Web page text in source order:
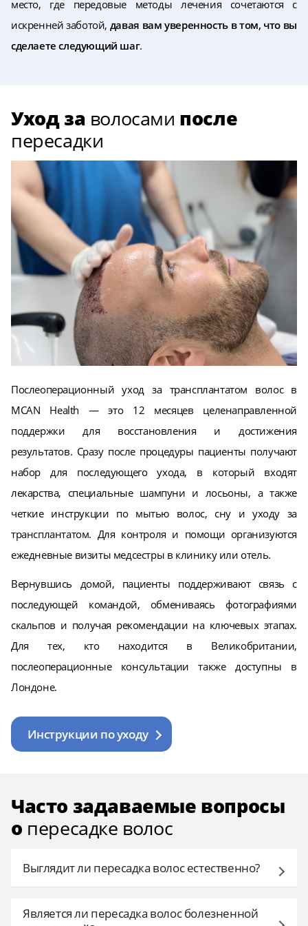
место, где передовые методы лечения сочетаются с
искренней заботой, давая вам уверенность в том, что вы
сделаете следующий шаг.
Уход за волосами после
пересадки
Послеоперационный уход за трансплантатом волос в
MCAN Health — это 12 месяцев целенаправленной
поддержки для восстановления и достижения
результатов. Сразу после процедуры пациенты получают
набор для последующего ухода, в который входят
лекарства, специальные шампуни и лосьоны, а также
четкие инструкции по мытью волос, сну и уходу за
трансплантатом. Для контроля и помощи организуются
ежедневные визиты медсестры в клинику или отель.
Вернувшись домой, пациенты поддерживают связь с
последующей командой, обмениваясь фотографиями
скальпов и получая рекомендации на ключевых этапах.
Для тех, кто находится в Великобритании,
послеоперационные консультации также доступны в
Лондоне.
Инструкции по уходу
Часто задаваемые вопросы
о пересадке волос
Выглядит ли пересадка волос естественно?
Хорошо проведенная операция может выглядеть
Является ли пересадка волос болезненной